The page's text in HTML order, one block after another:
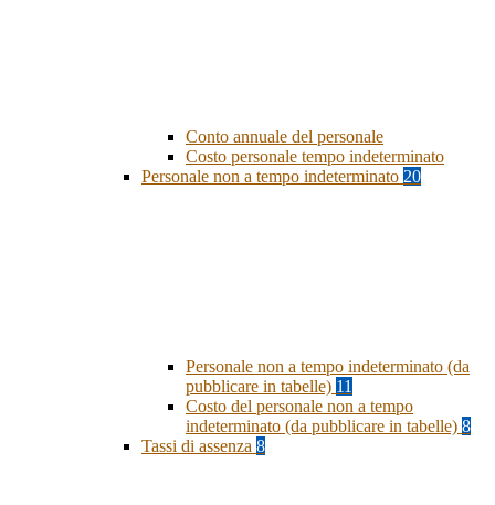
Conto annuale del personale
Costo personale tempo indeterminato
Personale non a tempo indeterminato 20
Personale non a tempo indeterminato (da
pubblicare in tabelle) 11
Costo del personale non a tempo
indeterminato (da pubblicare in tabelle) 8
Tassi di assenza 8